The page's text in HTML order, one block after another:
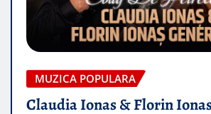
MUZICA POPULARA
Claudia Ionas & Florin